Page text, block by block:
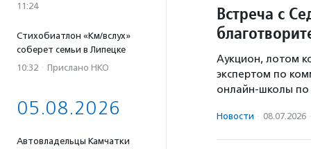
11:24
Стихобиатлон «Км/вслух»
соберет семьи в Липецке
10:32 · Прислано НКО
05.08.2026
Автовладельцы Камчатки
Встреча с
Аукцион, лотом
экспертом по
онлайн-школы по
Новости · 08.07.2026 ·